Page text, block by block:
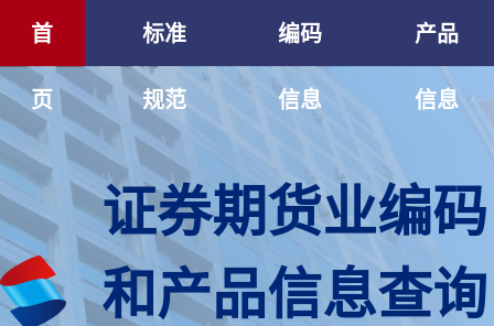
首
页
标准
规范
编码
信息
产品
信息
证券期货业编码
和产品信息查询